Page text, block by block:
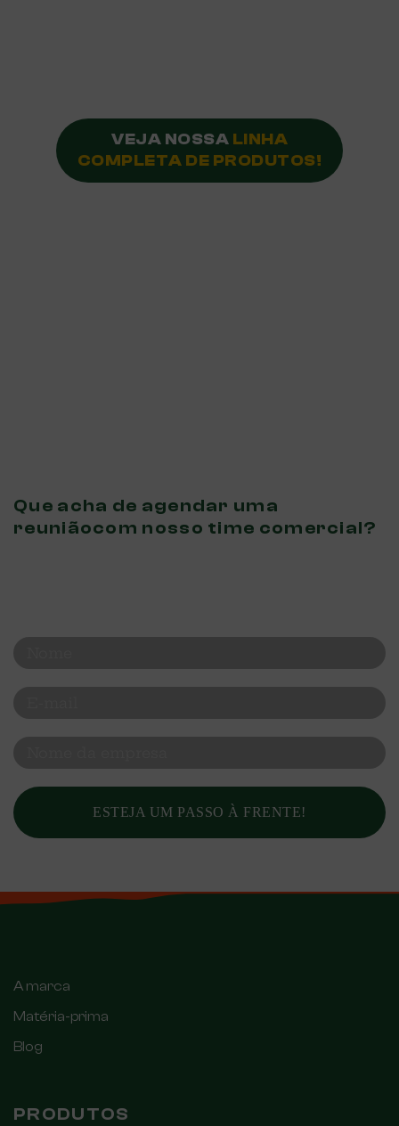
VEJA NOSSA LINHA
COMPLETA DE PRODUTOS!
Que acha de agendar uma
reuniãocom nosso time comercial?
ESTEJA UM PASSO À FRENTE!
A marca
Matéria-prima
Blog
PRODUTOS